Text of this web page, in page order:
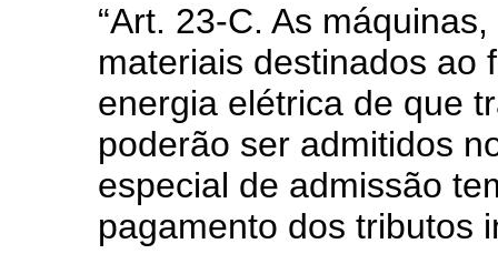
“Art. 23-C. As
materiais destinados ao
energia elétrica de que
poderão ser admitidos
especial de admissão
pagamento dos tributos